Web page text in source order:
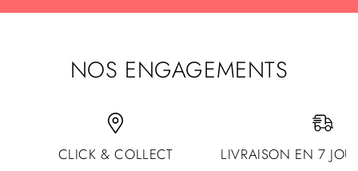
NOS ENGAGEMENTS
CLICK & COLLECT LIVRAISON EN 7